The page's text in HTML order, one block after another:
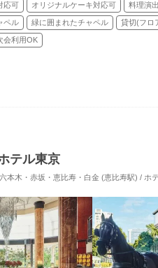
応可 オリジナルケーキ対応可 料理演
ペル 緑に囲まれたチャペル 貸切(フロ
会利用OK
テル東京
評価
六本木・赤坂・恵比寿・白金 (恵比寿駅) / ホテル